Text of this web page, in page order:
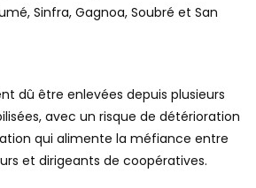
Sinfra, Gagnoa, Soubré et San
dû être enlevées depuis plusieurs
avec un risque de détérioration
qui alimente la méfiance entre
et dirigeants de coopératives.